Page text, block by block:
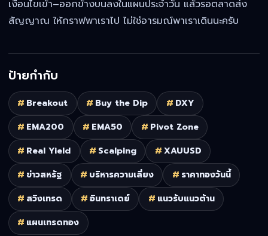
เงื่อนไขเข้า–ออกข้างบนลงในแผนประจำวัน แล้วรอตลาดส่ง
สัญญาณ ให้กราฟพาเราไป ไม่ใช่อารมณ์พาเราเดินนะครับ
ป้ายกำกับ
# Breakout # Buy the Dip # DXY
# EMA200 # EMA50 # Pivot Zone
# Real Yield # Scalping #XAUUSD
# ข่าวสหรัฐ # บริหารความเสี่ยง # ราคาทองวันนี้
# สวิงเทรด #อินทราเดย์ # แนวรับแนวต้าน
# แผนเทรดทอง